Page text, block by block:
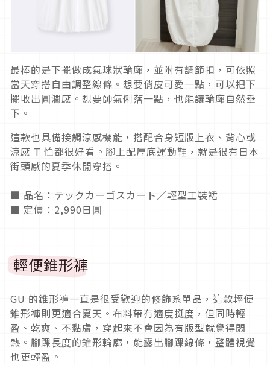
最棒的是下擺做成氣球狀輪廓，並附有調節扣，可依照
當天穿搭自由調整線條。想要俏皮可愛一點，可以把下
擺收出圓潤感。想要帥氣俐落一點，也能讓輪廓自然垂
下。
這款也具備接觸涼感機能，搭配合身短版上衣、背心或
涼感 T 恤都很好看。腳上配厚底運動鞋，就是很有日本
街頭感的夏季休閒穿搭。
■ 品名：テックカーゴスカート／輕型工裝裙
■ 定價：2,990日圓
輕便錐形褲
GU 的錐形褲一直是很受歡迎的修飾系單品，這款輕便
錐形褲則更適合夏天。布料帶有適度挺度，但同時輕
盈、乾爽、不黏膚，穿起來不會因為有版型就覺得悶
熱。腳踝長度的錐形輪廓，能露出腳踝線條，整體視覺
也更輕盈。